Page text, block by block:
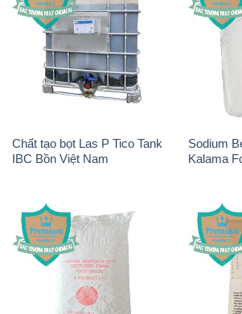
Chất tạo bọt Las P Tico Tank
IBC Bồn Việt Nam
Sodium
Kalama